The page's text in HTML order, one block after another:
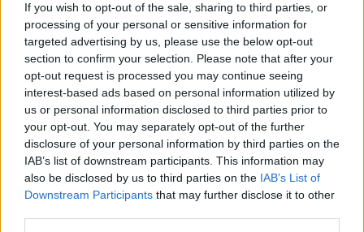
If you wish to opt-out of the sale, sharing to third parties, or
processing of your personal or sensitive information for
targeted advertising by us, please use the below opt-out
section to confirm your selection. Please note that after your
opt-out request is processed you may continue seeing
interest-based ads based on personal information utilized by
us or personal information disclosed to third parties prior to
your opt-out. You may separately opt-out of the further
disclosure of your personal information by third parties on the
IAB’s list of downstream participants. This information may
also be disclosed by us to third parties on the IAB’s List of
Downstream Participants that may further disclose it to other